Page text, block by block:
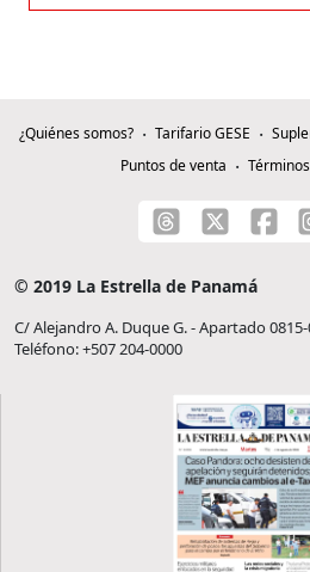
¿Quiénes somos? Tarifario GESE
Puntos de venta
© 2019 La Estrella de Panamá
C/ Alejandro A. Duque G. - Apartado
Teléfono: +507 204-0000